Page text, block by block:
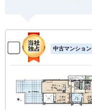
中古マンション